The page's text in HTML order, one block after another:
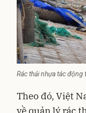
Rác thải nhựa tác
Theo đó, Việt
về quản lý rác